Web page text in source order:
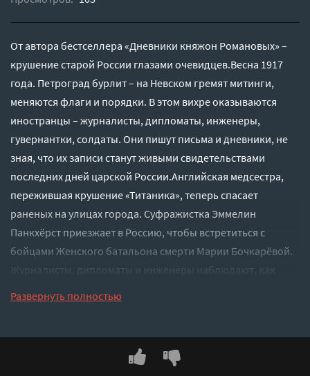
От автора бестселлера «Дневники княжон Романовых» –
крушение старой России глазами очевидцев.Весна 1917
года. Петроград бурлит – на Невском гремят митинги,
меняются флаги и порядки. В этом вихре оказываются
иностранцы – журналисты, дипломаты, инженеры,
гувернантки, солдаты. Они пишут письма и дневники, не
зная, что их записи станут живыми свидетельствами
последних дней царской России.Английская медсестра,
пережившая крушение «Титаника», теперь спасает
раненых на улицах города. Суфражистка Эммелин
Панкхёрст приезжает в Россию, чтобы встретиться с
бойцами Женского батальона смерти Марии Бочкарёвой.
Журналисты, дипломаты и инженеры наблюдают, как
человеческое достоинство.На улицах города – грабежи,
Развернуть полностью